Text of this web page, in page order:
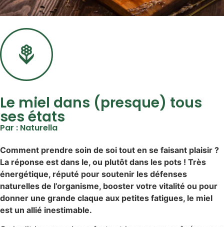
Le miel dans (presque) tous
ses états
Par : Naturella
Comment prendre soin de soi tout en se faisant plaisir ?
La réponse est dans le, ou plutôt dans les pots ! Très
énergétique, réputé pour soutenir les défenses
naturelles de l’organisme, booster votre vitalité ou pour
donner une grande claque aux petites fatigues, le miel
est un allié inestimable.